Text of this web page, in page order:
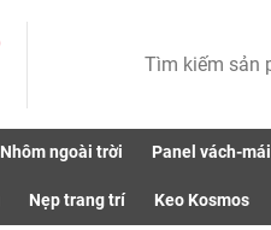
Nhôm ngoài trời Panel vách-mái
Nẹp trang trí Keo Kosmos